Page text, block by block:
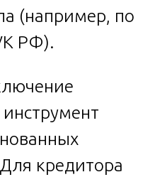
(например, по
РФ).
кредитора